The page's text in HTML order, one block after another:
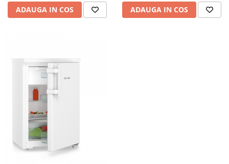
D, Înălțime 185.5 cm, Volum
total 351 l, Emisii de zgomot
ADAUGA IN COS
eficienta energetica D,
Înălțime 85 cm, Volum total
ADAUGA IN COS